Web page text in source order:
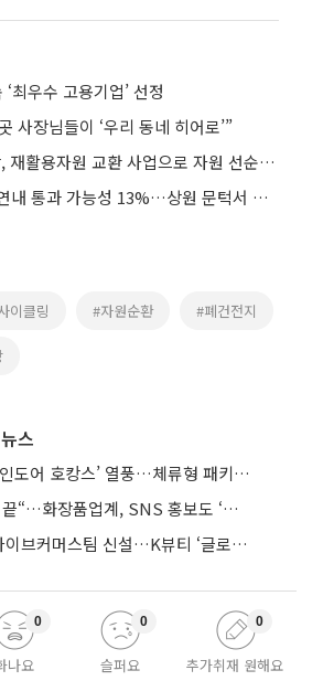
최우수 고용기업’ 선정
사장님들이 ‘우리 동네 히어로’”
오비맥주 청주공장, 재활용자원 교환 사업으로 자원 선순환 앞장
美 클래리티 법안 연내 통과 가능성 13%…상원 문턱서 제동
이클링 #자원순환 #폐건전지
스
폭염·스콜이 부른 ‘인도어 호캉스’ 열풍…체류형 패키지 뜬다
“보기만 하는 광고 끝“…화장품업계, SNS 홍보도 ‘참여형 콘텐츠’로 변모
커머스팀 신설…K뷰티 ‘글로벌 판매망’ 확대
나요
0
슬퍼요
0
추가취재 원해요
0